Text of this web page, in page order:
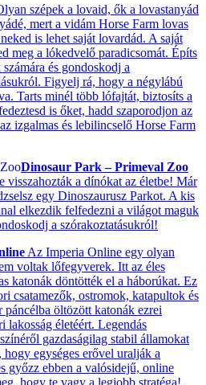
szépek a lovaid, ők a lovastanyád
mert a vidám Horse Farm lovas
is lehet saját lovardád. A saját
meg a lókedvelő paradicsomát. Építs
és gondoskodj a
Figyelj rá, hogy a négylábú
Tarts minél több lófajtát, biztosíts a
is őket, hadd szaporodjon az
izgalmas és lebilincselő Horse Farm
Dinosaur Park – Primeval Zoo
visszahozták a dínókat az életbe! Már
egy Dinoszaurusz Parkot. A kis
elkezdik felfedezni a világot maguk
a szórakoztatásukról!
Az Imperia Online egy olyan
voltak lőfegyverek. Itt az éles
katonák döntötték el a háborúkat. Ez
csatamezők, ostromok, katapultok és
páncélba öltözött katonák ezrei
lakosság életéért. Legendás
gazdaságilag stabil államokat
hogy egységes erővel uralják a
győzz ebben a valósidejű, online